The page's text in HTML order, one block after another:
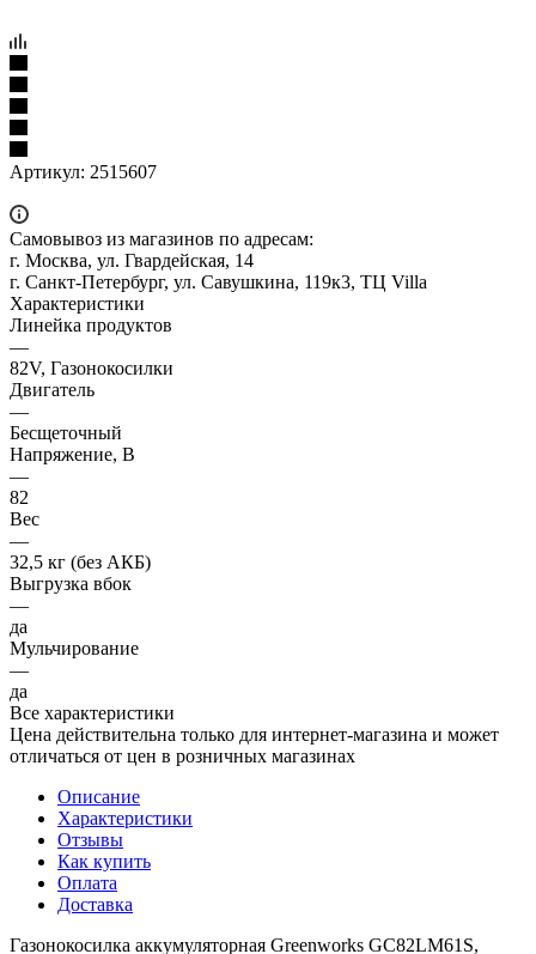
Артикул: 2515607
Самовывоз из магазинов по адресам:
г. Москва, ул. Гвардейская, 14
г. Санкт-Петербург, ул. Савушкина, 119к3, ТЦ Villa
Характеристики
Линейка продуктов
—
82V, Газонокосилки
Двигатель
—
Бесщеточный
Напряжение, В
—
82
Вес
—
32,5 кг (без АКБ)
Выгрузка вбок
—
да
Мульчирование
—
да
Все характеристики
Цена действительна только для интернет-магазина и может
отличаться от цен в розничных магазинах
Описание
Характеристики
Отзывы
Как купить
Оплата
Доставка
Газонокосилка аккумуляторная Greenworks GC82LM61S,